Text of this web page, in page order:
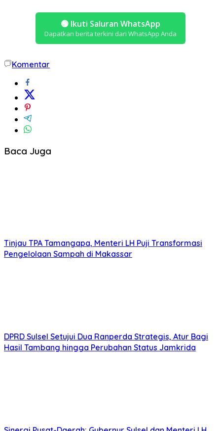
🟢 Ikuti Saluran WhatsApp
Dapatkan berita terkini dari WhatsApp Anda
Komentar
Baca Juga
Tinjau TPA Tamangapa, Menteri LH Puji Transformasi
Pengelolaan Sampah di Makassar
DPRD Sulsel Setujui Dua Ranperda Strategis, Atur Bagi
Hasil Tambang hingga Perubahan Status Jamkrida